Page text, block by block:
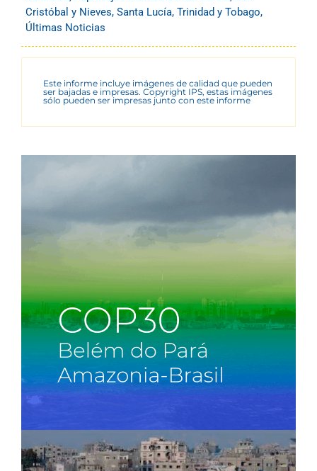
Cristóbal y Nieves, Santa Lucía, Trinidad y Tobago,
Últimas Noticias
Este informe incluye imágenes de calidad que pueden
ser bajadas e impresas. Copyright IPS, estas imágenes
sólo pueden ser impresas junto con este informe